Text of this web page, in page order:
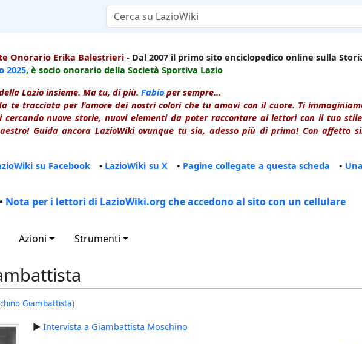
Onorario Erika Balestrieri - Dal 2007 il primo sito enciclopedico online sulla
2025, è socio onorario della Società Sportiva Lazio
Lazio insieme. Ma tu, di più. Fabio per sempre...
te tracciata per l'amore dei nostri colori che tu amavi con il cuore. Ti
cercando nuove storie, nuovi elementi da poter raccontare ai lettori con il tuo
Guida ancora LazioWiki ovunque tu sia, adesso più di prima! Con affetto
su Facebook • LazioWiki su X • Pagine collegate a questa scheda •
Nota per i lettori di LazioWiki.org che accedono al sito con un cellulare
Azioni Strumenti
Giambattista)
►Intervista a Giambattista Moschino